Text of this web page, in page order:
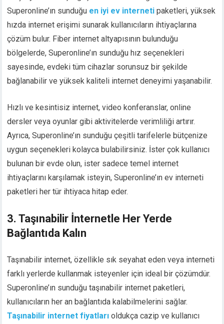
Superonline’ın sunduğu en iyi ev interneti paketleri, yüksek
hızda internet erişimi sunarak kullanıcıların ihtiyaçlarına
çözüm bulur. Fiber internet altyapısının bulunduğu
bölgelerde, Superonline’ın sunduğu hız seçenekleri
sayesinde, evdeki tüm cihazlar sorunsuz bir şekilde
bağlanabilir ve yüksek kaliteli internet deneyimi yaşanabilir.
Hızlı ve kesintisiz internet, video konferanslar, online
dersler veya oyunlar gibi aktivitelerde verimliliği artırır.
Ayrıca, Superonline’ın sunduğu çeşitli tarifelerle bütçenize
uygun seçenekleri kolayca bulabilirsiniz. İster çok kullanıcı
bulunan bir evde olun, ister sadece temel internet
ihtiyaçlarını karşılamak isteyin, Superonline’ın ev interneti
paketleri her tür ihtiyaca hitap eder.
3. Taşınabilir İnternetle Her Yerde
Bağlantıda Kalın
Taşınabilir internet, özellikle sık seyahat eden veya interneti
farklı yerlerde kullanmak isteyenler için ideal bir çözümdür.
Superonline’ın sunduğu taşınabilir internet paketleri,
kullanıcıların her an bağlantıda kalabilmelerini sağlar.
Taşınabilir internet fiyatları oldukça cazip ve kullanıcı